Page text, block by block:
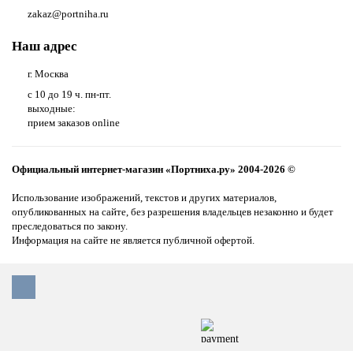
zakaz@portniha.ru
Наш адрес
г. Москва
с 10 до 19 ч. пн-пт.
выходные:
прием заказов online
Официальный интернет-магазин «Портниха.ру» 2004-2026 ©
Использование изображений, текстов и других материалов,
опубликованных на сайте, без разрешения владельцев незаконно и будет
преследоваться по закону.
Информация на сайте не является публичной офертой.